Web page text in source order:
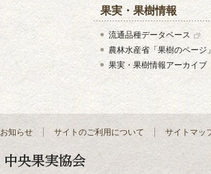
果実・果樹情報
流通品種データベース
農林水産省「果樹のページ
果実・果樹情報アーカイブ
お知らせ サイトのご利用について サイトマッ